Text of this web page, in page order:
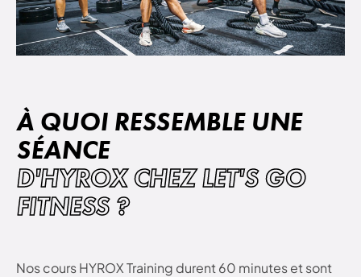
À QUOI RESSEMBLE UNE
SÉANCE
D'HYROX CHEZ LET'S GO
FITNESS ?
Nos cours HYROX Training durent 60 minutes et sont